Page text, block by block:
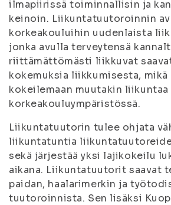
ilmapiirissä toiminnallisin ja
keinoin. Liikuntatuutoroinnin
korkeakouluihin uudenlaista
jonka avulla terveytensä
riittämättömästi liikkuvat
kokemuksia liikkumisesta, mikä
kokeilemaan muutakin
korkeakouluympäristössä.
Liikuntatuutorin tulee ohjata
liikuntatuntia
sekä järjestää yksi lajikokeilu
aikana. Liikuntatuutorit saavat
paidan, haalarimerkin ja
tuutoroinnista. Sen lisäksi